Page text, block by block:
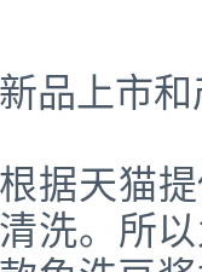
新品上市
根据天猫
清洗。所